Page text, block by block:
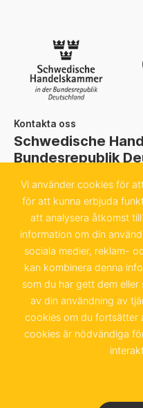
Kontakta oss
Schwedische
Bundesrepublik
Sachsenstraße 6
20097 Hamburg
+49 40 655 874 0
Vi använder cookies för
för att kunna erbjuda
att analysera åtkomst
information om din
sociala medier, reklam-
kan kombinera denna
som du har gett dem eller
av din användning av
cookies om du fortsätter
cookies är nödvändiga